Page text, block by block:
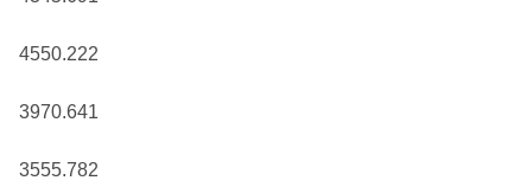
4550.222
3970.641
3555.782